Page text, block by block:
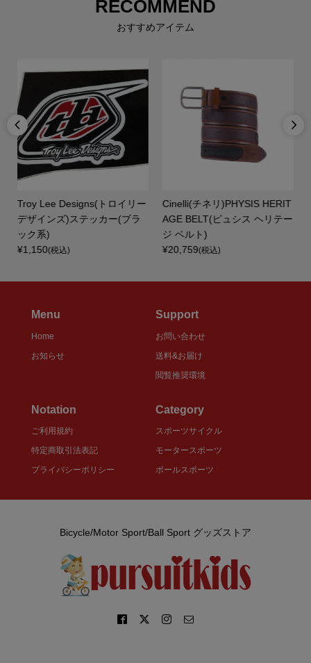
RECOMMEND
おすすめアイテム

Troy Lee Designs(トロイリー
デザインズ)ステッカー(ブラ
ック系)
¥1,150(税込)
Cinelli(チネリ)PHYSIS HERIT
AGE BELT(ピュシス ヘリテー
ジ ベルト)
¥20,759(税込)

Menu
Home
お知らせ
Support
お問い合わせ
送料&お届け
閲覧推奨環境
Notation
ご利用規約
特定商取引法表記
プライバシーポリシー
Category
スポーツサイクル
モータースポーツ
ボールスポーツ
Bicycle/Motor Sport/Ball Sport グッズストア